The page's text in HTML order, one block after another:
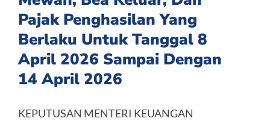
Pajak Penghasilan Yang
Berlaku Untuk Tanggal 8
April 2026 Sampai Dengan
14 April 2026
KEPUTUSAN MENTERI KEUANGAN